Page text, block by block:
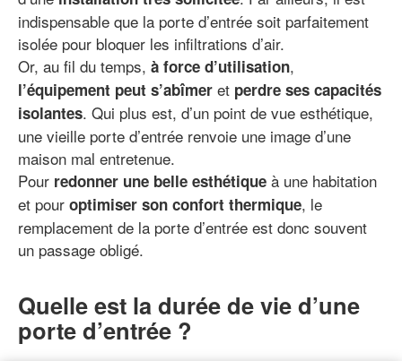
indispensable que la porte d’entrée soit parfaitement
isolée pour bloquer les infiltrations d’air.
Or, au fil du temps, à force d’utilisation,
l’équipement peut s’abîmer et perdre ses capacités
isolantes. Qui plus est, d’un point de vue esthétique,
une vieille porte d’entrée renvoie une image d’une
maison mal entretenue.
Pour redonner une belle esthétique à une habitation
et pour optimiser son confort thermique, le
remplacement de la porte d’entrée est donc souvent
un passage obligé.
Quelle est la durée de vie d’une
porte d’entrée ?